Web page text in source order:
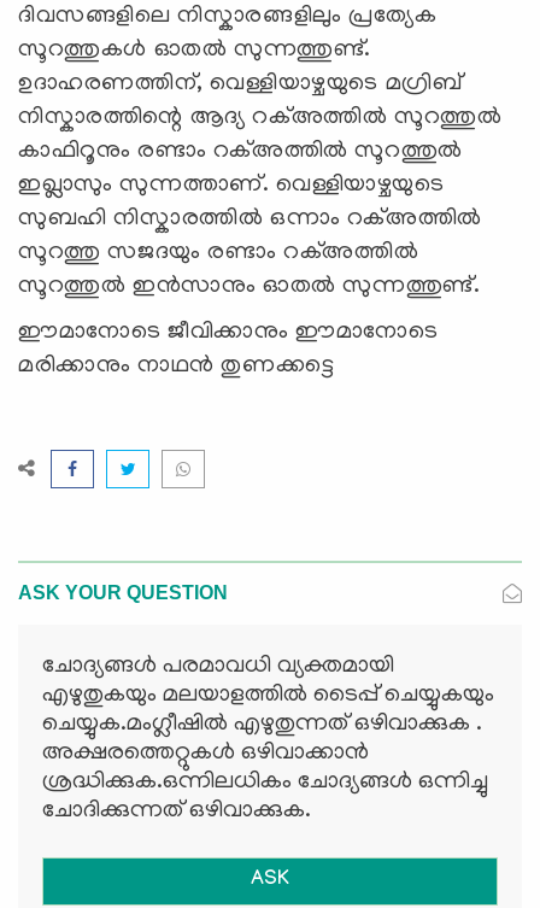
ദിവസങ്ങളിലെ നിസ്കാരങ്ങളിലും പ്രത്യേക
സൂറത്തുകൾ ഓതൽ സുന്നത്തുണ്ട്.
ഉദാഹരണത്തിന്, വെള്ളിയാഴ്ചയുടെ മഗ്രിബ്
നിസ്കാരത്തിന്റെ ആദ്യ റക്അത്തിൽ സൂറത്തുൽ
കാഫിറൂനും രണ്ടാം റക്അത്തിൽ സൂറത്തുൽ
ഇഖ്ലാസും സുന്നത്താണ്. വെള്ളിയാഴ്ചയുടെ
സുബഹി നിസ്കാരത്തിൽ ഒന്നാം റക്അത്തിൽ
സൂറത്തു സജദയും രണ്ടാം റക്അത്തിൽ
സൂറത്തുൽ ഇൻസാനും ഓതൽ സുന്നത്തുണ്ട്.
ഈമാനോടെ ജീവിക്കാനും ഈമാനോടെ
മരിക്കാനും നാഥന്‍ തുണക്കട്ടെ
ASK YOUR QUESTION
ചോദ്യങ്ങള്‍ പരമാവധി വ്യക്തമായി
എഴുതുകയും മലയാളത്തില്‍ ടൈപ്പ് ചെയ്യുകയും
ചെയ്യുക.മംഗ്ലീഷില്‍ എഴുതുന്നത് ഒഴിവാക്കുക .
അക്ഷരത്തെറ്റുകള്‍ ഒഴിവാക്കാന്‍
ശ്രദ്ധിക്കുക.ഒന്നിലധികം ചോദ്യങ്ങള്‍ ഒന്നിച്ചു
ചോദിക്കുന്നത് ഒഴിവാക്കുക.
ASK